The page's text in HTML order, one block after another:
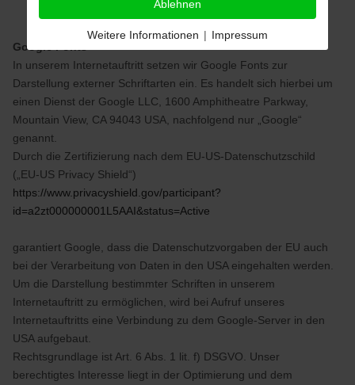
Google Fonts
In unserem Internetauftritt setzen wir Google Fonts zur
Darstellung externer Schriftarten ein. Es handelt sich hierbei um
einen Dienst der Google LLC, 1600 Amphitheatre Parkway,
Mountain View, CA 94043 USA, nachfolgend nur „Google“
genannt.
Durch die Zertifizierung nach dem EU-US-Datenschutzschild
(„EU-US Privacy Shield“)
https://www.privacyshield.gov/participant?
id=a2zt000000001L5AAI&status=Active
garantiert Google, dass die Datenschutzvorgaben der EU auch
bei der Verarbeitung von Daten in den USA eingehalten werden.
Um die Darstellung bestimmter Schriften in unserem
Internetauftritt zu ermöglichen, wird bei Aufruf unseres
Internetauftritts eine Verbindung zu dem Google-Server in den
USA aufgebaut.
Rechtsgrundlage ist Art. 6 Abs. 1 lit. f) DSGVO. Unser
berechtigtes Interesse liegt in der Optimierung und dem
Ablehnen
Weitere Informationen | Impressum